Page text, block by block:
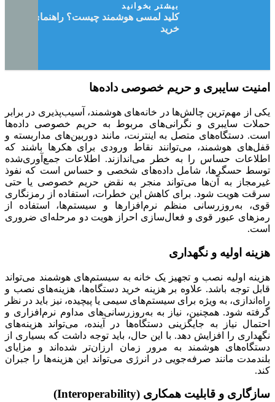
بیشتر بخوانید
کلید لمسی هوشمند چیست؟ راهنمای جامع
خرید
امنیت سایبری و حریم خصوصی داده‌ها
یکی از مهم‌ترین چالش‌ها در خانه‌های هوشمند، آسیب‌پذیری در برابر
حملات سایبری و نگرانی‌های مربوط به حریم خصوصی داده‌ها
است. دستگاه‌های متصل به اینترنت، مانند دوربین‌های مداربسته و
قفل‌های هوشمند، می‌توانند نقاط ورودی برای هکرها باشند که
اطلاعات حساس را به خطر می‌اندازند. اطلاعات جمع‌آوری‌شده
توسط حسگرها، شامل داده‌های شخصی و حساس است که نفوذ
غیرمجاز به آن‌ها می‌تواند منجر به نقض حریم خصوصی یا حتی
سرقت هویت شود. برای کاهش این خطرات، استفاده از رمزنگاری
قوی، به‌روزرسانی منظم نرم‌افزارها و سیستم‌ها، استفاده از
رمزهای عبور قوی و فعال‌سازی احراز هویت دو مرحله‌ای ضروری
است.
هزینه اولیه و نگهداری
هزینه اولیه نصب و تجهیز یک خانه به سیستم‌های هوشمند می‌تواند
قابل توجه باشد. علاوه بر هزینه خرید دستگاه‌ها، هزینه‌های نصب و
راه‌اندازی، به ویژه برای سیستم‌های سیمی یا پیچیده، نیز باید در نظر
گرفته شود. همچنین، نیاز به به‌روزرسانی‌های مداوم نرم‌افزاری و
احتمال نیاز به جایگزینی دستگاه‌ها در آینده، می‌تواند هزینه‌های
نگهداری را افزایش دهد. با این حال، باید توجه داشت که بسیاری از
دستگاه‌های هوشمند به مرور زمان ارزان‌تر شده‌اند و مزایای
بلندمدت مانند صرفه‌جویی در انرژی می‌تواند این هزینه‌ها را جبران
کند.
سازگاری و قابلیت همکاری (Interoperability)